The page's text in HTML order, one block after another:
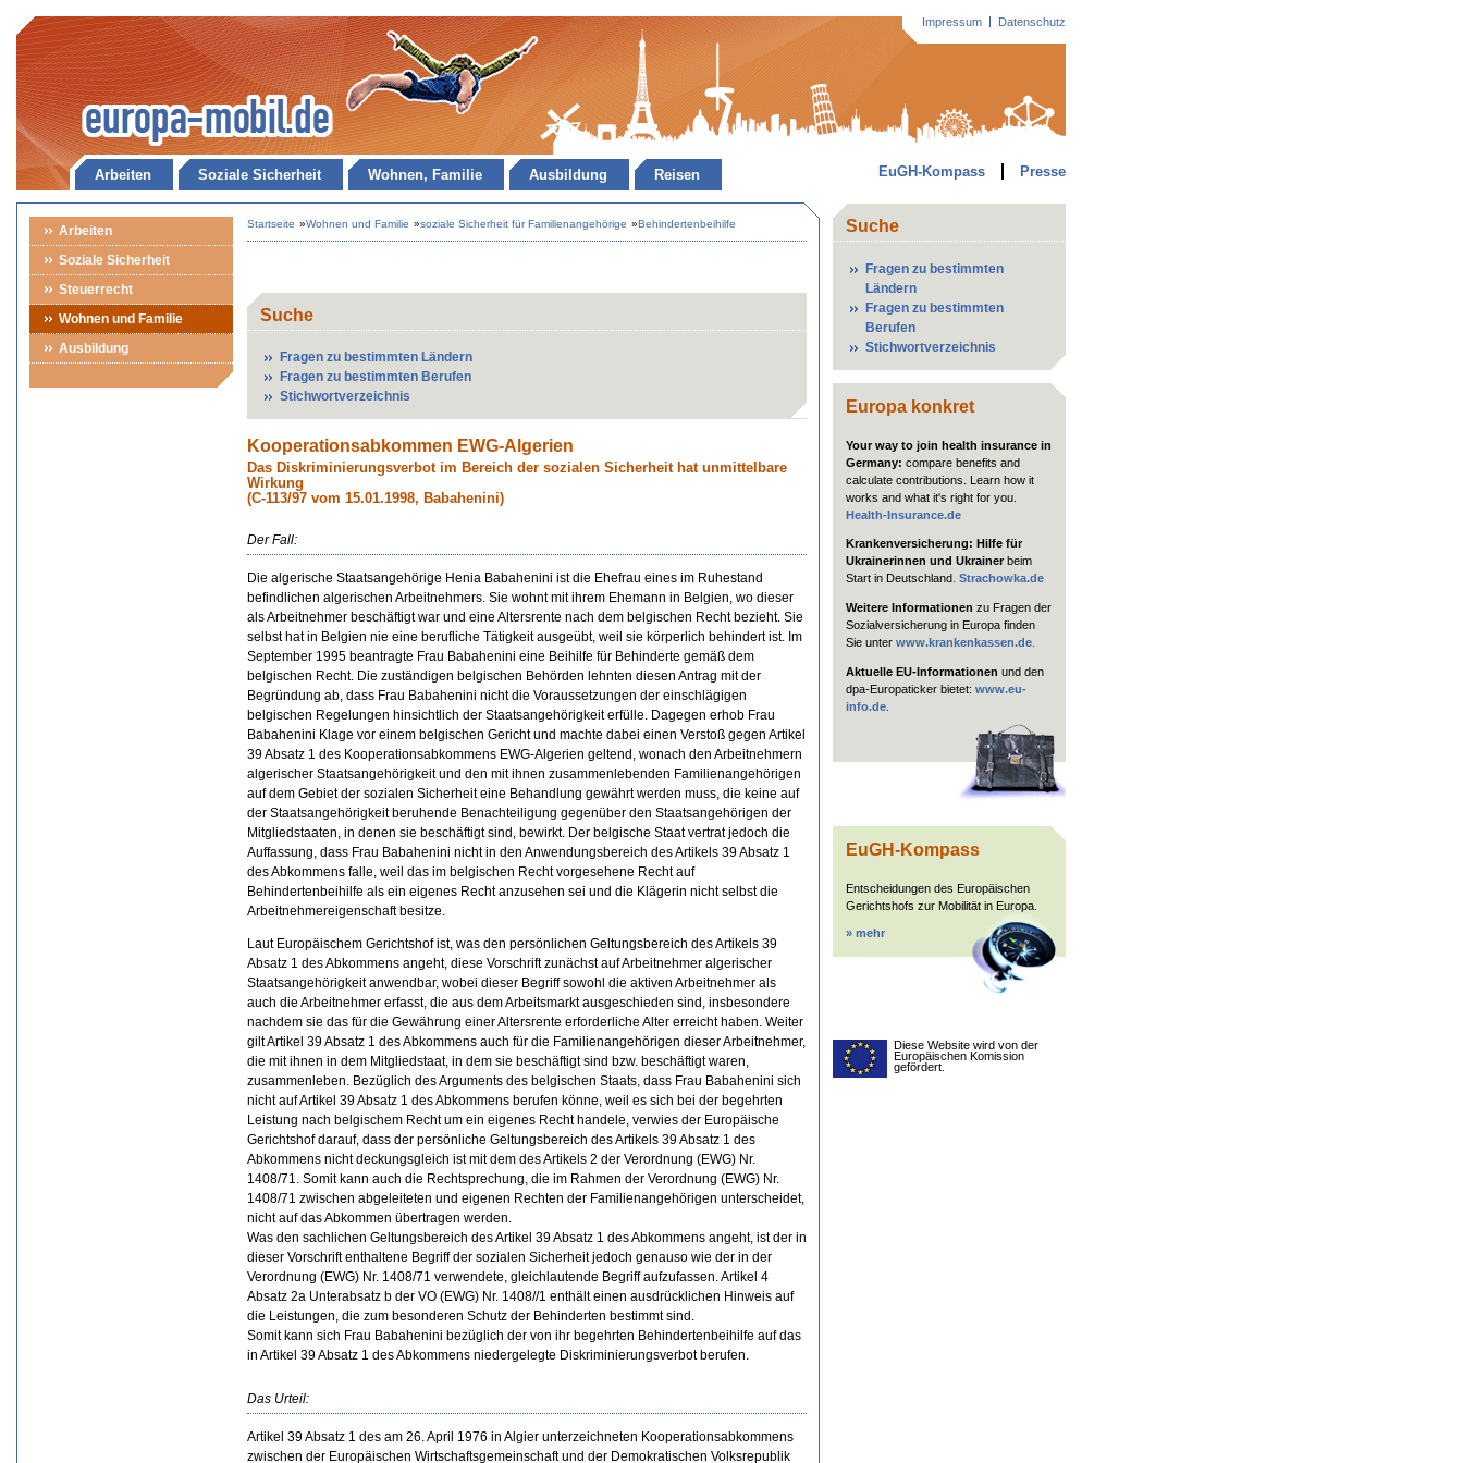
Arbeiten Soziale Sicherheit Wohnen, Familie Ausbildung Reisen EuGH-Kompass Presse
Arbeiten
Soziale Sicherheit
Steuerrecht
Wohnen und Familie
Ausbildung
Impressum Datenschutz
Startseite »Wohnen und Familie »soziale Sicherheit für Familienangehörige »Behindertenbeihilfe
Suche
Fragen zu bestimmten Ländern
Fragen zu bestimmten Berufen
Stichwortverzeichnis
Kooperationsabkommen EWG-Algerien
Das Diskriminierungsverbot im Bereich der sozialen Sicherheit hat unmittelbare
Wirkung
(C-113/97 vom 15.01.1998, Babahenini)
Der Fall:
Die algerische Staatsangehörige Henia Babahenini ist die Ehefrau eines im Ruhestand
befindlichen algerischen Arbeitnehmers. Sie wohnt mit ihrem Ehemann in Belgien, wo dieser
als Arbeitnehmer beschäftigt war und eine Altersrente nach dem belgischen Recht bezieht. Sie
selbst hat in Belgien nie eine berufliche Tätigkeit ausgeübt, weil sie körperlich behindert ist. Im
September 1995 beantragte Frau Babahenini eine Beihilfe für Behinderte gemäß dem
belgischen Recht. Die zuständigen belgischen Behörden lehnten diesen Antrag mit der
Begründung ab, dass Frau Babahenini nicht die Voraussetzungen der einschlägigen
belgischen Regelungen hinsichtlich der Staatsangehörigkeit erfülle. Dagegen erhob Frau
Babahenini Klage vor einem belgischen Gericht und machte dabei einen Verstoß gegen Artikel
39 Absatz 1 des Kooperationsabkommens EWG-Algerien geltend, wonach den Arbeitnehmern
algerischer Staatsangehörigkeit und den mit ihnen zusammenlebenden Familienangehörigen
auf dem Gebiet der sozialen Sicherheit eine Behandlung gewährt werden muss, die keine auf
der Staatsangehörigkeit beruhende Benachteiligung gegenüber den Staatsangehörigen der
Mitgliedstaaten, in denen sie beschäftigt sind, bewirkt. Der belgische Staat vertrat jedoch die
Auffassung, dass Frau Babahenini nicht in den Anwendungsbereich des Artikels 39 Absatz 1
des Abkommens falle, weil das im belgischen Recht vorgesehene Recht auf
Behindertenbeihilfe als ein eigenes Recht anzusehen sei und die Klägerin nicht selbst die
Arbeitnehmereigenschaft besitze.
Laut Europäischem Gerichtshof ist, was den persönlichen Geltungsbereich des Artikels 39
Absatz 1 des Abkommens angeht, diese Vorschrift zunächst auf Arbeitnehmer algerischer
Staatsangehörigkeit anwendbar, wobei dieser Begriff sowohl die aktiven Arbeitnehmer als
auch die Arbeitnehmer erfasst, die aus dem Arbeitsmarkt ausgeschieden sind, insbesondere
nachdem sie das für die Gewährung einer Altersrente erforderliche Alter erreicht haben. Weiter
gilt Artikel 39 Absatz 1 des Abkommens auch für die Familienangehörigen dieser Arbeitnehmer,
die mit ihnen in dem Mitgliedstaat, in dem sie beschäftigt sind bzw. beschäftigt waren,
zusammenleben. Bezüglich des Arguments des belgischen Staats, dass Frau Babahenini sich
nicht auf Artikel 39 Absatz 1 des Abkommens berufen könne, weil es sich bei der begehrten
Leistung nach belgischem Recht um ein eigenes Recht handele, verwies der Europäische
Gerichtshof darauf, dass der persönliche Geltungsbereich des Artikels 39 Absatz 1 des
Abkommens nicht deckungsgleich ist mit dem des Artikels 2 der Verordnung (EWG) Nr.
1408/71. Somit kann auch die Rechtsprechung, die im Rahmen der Verordnung (EWG) Nr.
1408/71 zwischen abgeleiteten und eigenen Rechten der Familienangehörigen unterscheidet,
nicht auf das Abkommen übertragen werden.
Was den sachlichen Geltungsbereich des Artikel 39 Absatz 1 des Abkommens angeht, ist der in
dieser Vorschrift enthaltene Begriff der sozialen Sicherheit jedoch genauso wie der in der
Verordnung (EWG) Nr. 1408/71 verwendete, gleichlautende Begriff aufzufassen. Artikel 4
Absatz 2a Unterabsatz b der VO (EWG) Nr. 1408//1 enthält einen ausdrücklichen Hinweis auf
die Leistungen, die zum besonderen Schutz der Behinderten bestimmt sind.
Somit kann sich Frau Babahenini bezüglich der von ihr begehrten Behindertenbeihilfe auf das
in Artikel 39 Absatz 1 des Abkommens niedergelegte Diskriminierungsverbot berufen.
Das Urteil:
Artikel 39 Absatz 1 des am 26. April 1976 in Algier unterzeichneten Kooperationsabkommens
zwischen der Europäischen Wirtschaftsgemeinschaft und der Demokratischen Volksrepublik
Suche
Fragen zu bestimmten
Ländern
Fragen zu bestimmten
Berufen
Stichwortverzeichnis
Europa konkret
Your way to join health insurance in
Germany: compare benefits and
calculate contributions. Learn how it
works and what it's right for you.
Health-Insurance.de
Krankenversicherung: Hilfe für
Ukrainerinnen und Ukrainer beim
Start in Deutschland. Strachowka.de
Weitere Informationen zu Fragen der
Sozialversicherung in Europa finden
Sie unter www.krankenkassen.de
Aktuelle EU-Informationen und den
dpa-Europaticker bietet: www.eu-
info.de
EuGH-Kompass
Entscheidungen des Europäischen
Gerichtshofs zur Mobilität in Europa.
» mehr
Diese Website wird von der
Europäischen Komission
gefördert.